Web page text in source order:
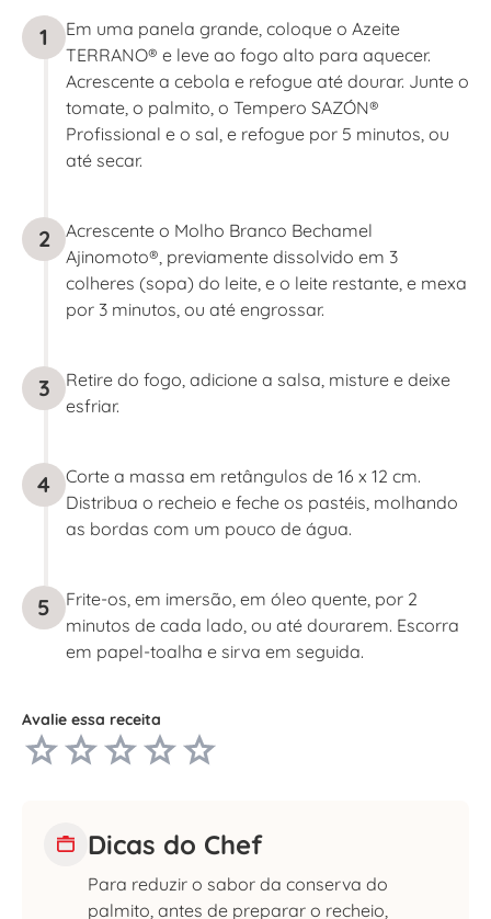
1
Em uma panela grande, coloque o Azeite
TERRANO® e leve ao fogo alto para aquecer.
Acrescente a cebola e refogue até dourar. Junte o
tomate, o palmito, o Tempero SAZÓN®
Profissional e o sal, e refogue por 5 minutos, ou
até secar.
2
Acrescente o Molho Branco Bechamel
Ajinomoto®, previamente dissolvido em 3
colheres (sopa) do leite, e o leite restante, e mexa
por 3 minutos, ou até engrossar.
3
Retire do fogo, adicione a salsa, misture e deixe
esfriar.
4
Corte a massa em retângulos de 16 x 12 cm.
Distribua o recheio e feche os pastéis, molhando
as bordas com um pouco de água.
5
Frite-os, em imersão, em óleo quente, por 2
minutos de cada lado, ou até dourarem. Escorra
em papel-toalha e sirva em seguida.
Avalie essa receita
Dicas do Chef
Para reduzir o sabor da conserva do
palmito, antes de preparar o recheio,